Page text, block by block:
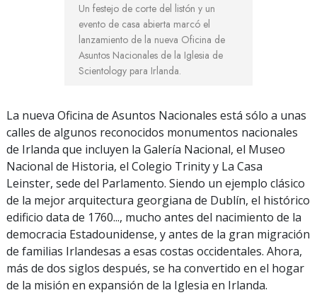
Un festejo de corte del listón y un
evento de casa abierta marcó el
lanzamiento de la nueva Oficina de
Asuntos Nacionales de la Iglesia de
Scientology para Irlanda.
La nueva Oficina de Asuntos Nacionales está sólo a unas
calles de algunos reconocidos monumentos nacionales
de Irlanda que incluyen la Galería Nacional, el Museo
Nacional de Historia, el Colegio Trinity y La Casa
Leinster, sede del Parlamento. Siendo un ejemplo clásico
de la mejor arquitectura georgiana de Dublín, el histórico
edificio data de 1760..., mucho antes del nacimiento de la
democracia Estadounidense, y antes de la gran migración
de familias Irlandesas a esas costas occidentales. Ahora,
más de dos siglos después, se ha convertido en el hogar
de la misión en expansión de la Iglesia en Irlanda.